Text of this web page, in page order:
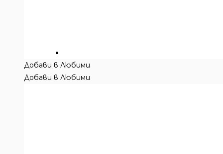
Добави в Любими
Добави в Любими